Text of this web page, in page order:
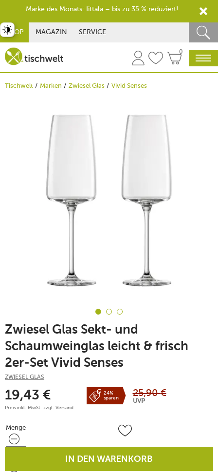
SHOP MAGAZIN SERVICE
0
Tischwelt Marken Zwiesel Glas Vivid Senses
Zwiesel Glas Sekt- und
Schaumweinglas leicht & frisch
2er-Set Vivid Senses
ZWIESEL GLAS
19,43 €
Preis inkl. MwSt. zzgl. Versand
24%
sparen
25,90 €
UVP
Menge
Menge
IN DEN WARENKORB
umschalten
Marke des Monats: Iittala – bis zu 35 % reduziert!